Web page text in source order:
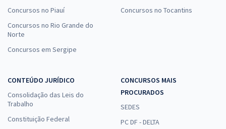
Concursos no Piauí
Concursos no Rio Grande do
Norte
Concursos em Sergipe
Concursos no Tocantins
CONTEÚDO JURÍDICO
Consolidação das Leis do
Trabalho
Constituição Federal
CONCURSOS MAIS
PROCURADOS
SEDES
PC DF - DELTA